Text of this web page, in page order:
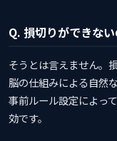
Q. 損切りができな
そうとは言えません。
脳の仕組みによる自然
事前ルール設定によっ
効です。